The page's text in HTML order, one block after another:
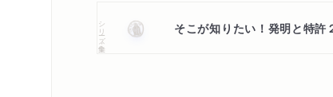
シリーズ・全集